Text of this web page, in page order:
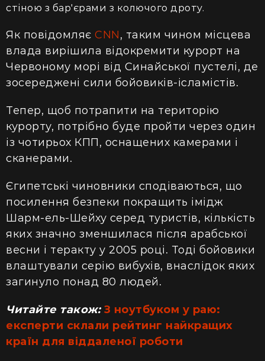
стіною з бар'єрами з колючого дроту.
Як повідомляє CNN, таким чином місцева
влада вирішила відокремити курорт на
Червоному морі від Синайської пустелі, де
зосереджені сили бойовиків-ісламістів.
Тепер, щоб потрапити на територію
курорту, потрібно буде пройти через один
із чотирьох КПП, оснащених камерами і
сканерами.
Єгипетські чиновники сподіваються, що
посилення безпеки покращить імідж
Шарм-ель-Шейху серед туристів, кількість
яких значно зменшилася після арабської
весни і теракту у 2005 році. Тоді бойовики
влаштували серію вибухів, внаслідок яких
загинуло понад 80 людей.
Читайте також: З ноутбуком у раю:
експерти склали рейтинг найкращих
країн для віддаленої роботи